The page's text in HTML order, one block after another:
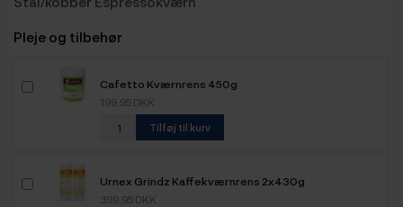
Pleje og tilbehør
Cafetto Kværnrens 450g
199,95 DKK
Tilføj til kurv
Urnex Grindz Kaffekværnrens 2x430g
399,95 DKK